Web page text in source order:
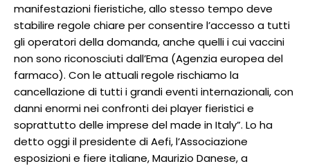
manifestazioni fieristiche, allo stesso tempo deve
stabilire regole chiare per consentire l’accesso a tutti
gli operatori della domanda, anche quelli i cui vaccini
non sono riconosciuti dall’Ema (Agenzia europea del
farmaco). Con le attuali regole rischiamo la
cancellazione di tutti i grandi eventi internazionali, con
danni enormi nei confronti dei player fieristici e
soprattutto delle imprese del made in Italy”. Lo ha
detto oggi il presidente di Aefi, l’Associazione
esposizioni e fiere italiane, Maurizio Danese, a